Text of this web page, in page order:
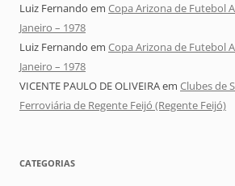
Luiz Fernando em Copa Arizona de Futebol
Janeiro – 1978
Luiz Fernando em Copa Arizona de Futebol
Janeiro – 1978
VICENTE PAULO DE OLIVEIRAem Clubes de
Ferroviária de Regente Feijó (Regente Feijó)
CATEGORIAS